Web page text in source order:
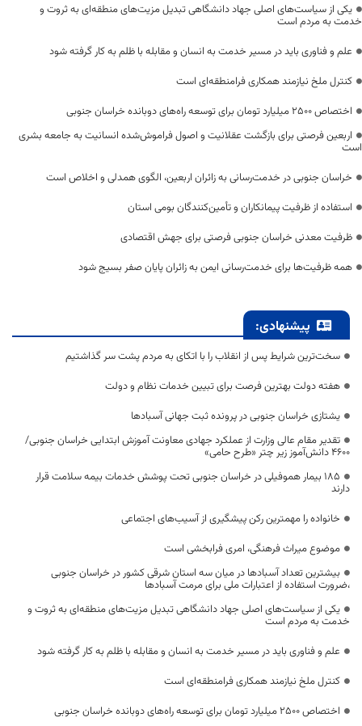
یکی از سیاست‌های اصلی جهاد دانشگاهی تبدیل مزیت‌های منطقه‌ای به ثروت و
خدمت به مردم است
علم و فناوری باید در مسیر خدمت به انسان و مقابله با ظلم به کار گرفته شود
کنترل ملخ نیازمند همکاری فرامنطقه‌ای است
اختصاص 2500 میلیارد تومان برای توسعه راه‌های دوبانده خراسان جنوبی
اربعین فرصتی برای بازگشت عقلانیت و اصول فراموش‌شده انسانیت به جامعه بشری
است
خراسان جنوبی در خدمت‌رسانی به زائران اربعین، الگوی همدلی و اخلاص است
استفاده از ظرفیت پیمانکاران و تأمین‌کنندگان بومی استان
ظرفیت معدنی خراسان جنوبی فرصتی برای جهش اقتصادی
همه ظرفیت‌ها برای خدمت‌رسانی ایمن به زائران پایان صفر بسیج شود
پیشنهادی:
سخت‌ترین شرایط پس از انقلاب را با اتکای به مردم پشت سر گذاشتیم
هفته دولت بهترین فرصت برای تبیین خدمات نظام و دولت
یشتازی خراسان جنوبی در پرونده ثبت جهانی آسبادها
تقدیر مقام عالی وزارت از عملکرد جهادی معاونت آموزش ابتدایی خراسان جنوبی/
۴۶۰۰ دانش‌آموز زیر چتر «طرح حامی»
۱۸۵ بیمار هموفیلی در خراسان جنوبی تحت پوشش خدمات بیمه سلامت قرار
دارند
خانواده را مهمترین رکن پیشگیری از آسیب‌های اجتماعی
موضوع میراث فرهنگی، امری فرابخشی است
بیشترین تعداد آسبادها در میان سه استان شرقی کشور در خراسان جنوبی
،ضرورت استفاده از اعتبارات ملی برای مرمت آسبادها
یکی از سیاست‌های اصلی جهاد دانشگاهی تبدیل مزیت‌های منطقه‌ای به ثروت و
خدمت به مردم است
علم و فناوری باید در مسیر خدمت به انسان و مقابله با ظلم به کار گرفته شود
کنترل ملخ نیازمند همکاری فرامنطقه‌ای است
اختصاص 2500 میلیارد تومان برای توسعه راه‌های دوبانده خراسان جنوبی